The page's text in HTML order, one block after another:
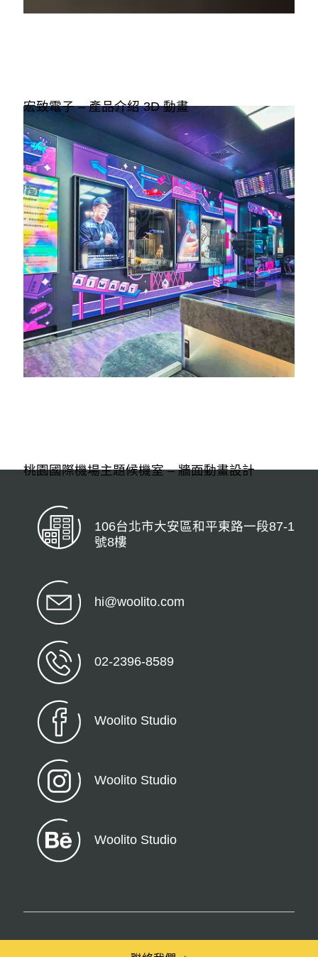
宏致電子 – 產品介紹 3D 動畫
桃園國際機場主題候機室 – 牆面動畫設計
106台北市大安區和平東路一段87-1
號8樓
hi@woolito.com
02-2396-8589
Woolito Studio
Woolito Studio
Woolito Studio